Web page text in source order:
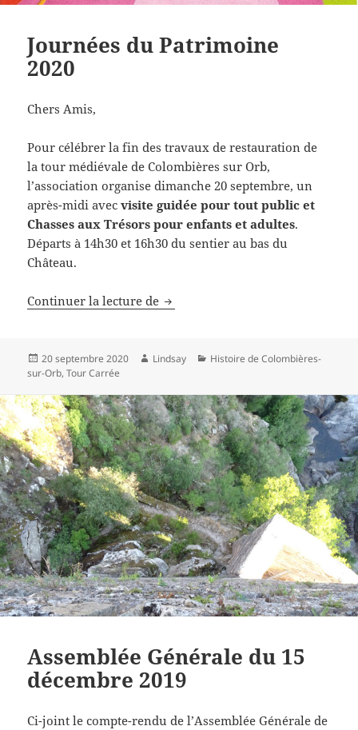
Journées du Patrimoine
2020
Chers Amis,
Pour célébrer la fin des travaux de restauration de
la tour médiévale de Colombières sur Orb,
l’association organise dimanche 20 septembre, un
après-midi avecvisite guidée pour tout public et
Chasses aux Trésors pour enfants et adultes.
Départs à 14h30 et 16h30 du sentier au bas du
Château.
Continuer la lecture de Journées du Patrimoine 2020
Publié
le
20 septembre 2020 Auteur
Lindsay Catégories
Histoire de Colombières-
sur-Orb,Tour Carrée
Assemblée Générale du 15
décembre 2019
Ci-joint le compte-rendu de l’Assemblée Générale de